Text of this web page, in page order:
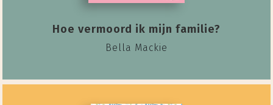
Hoe vermoord ik mijn familie?
Bella Mackie